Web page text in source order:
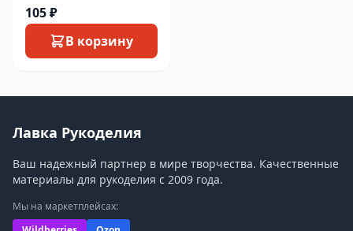
105 ₽
В корзину
Лавка Рукоделия
Ваш надежный партнер в мире творчества. Качественные
материалы для рукоделия с 2009 года.
Мы на маркетплейсах: